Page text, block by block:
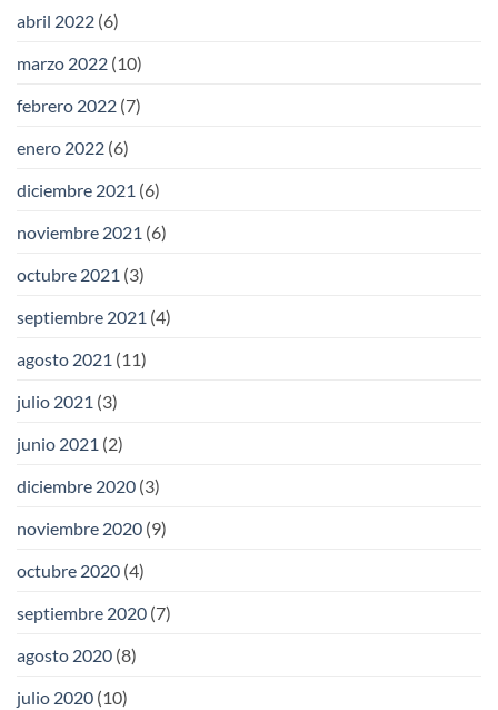
abril 2022 (6)
marzo 2022 (10)
febrero 2022 (7)
enero 2022 (6)
diciembre 2021 (6)
noviembre 2021 (6)
octubre 2021 (3)
septiembre 2021 (4)
agosto 2021 (11)
julio 2021 (3)
junio 2021 (2)
diciembre 2020 (3)
noviembre 2020 (9)
octubre 2020 (4)
septiembre 2020 (7)
agosto 2020 (8)
julio 2020 (10)